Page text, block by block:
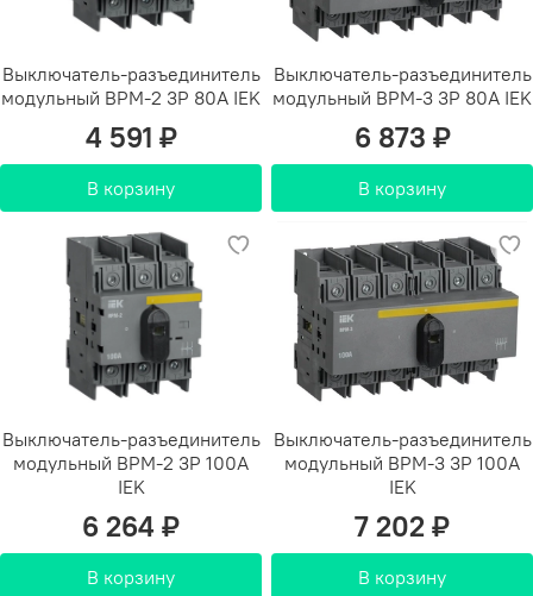
Выключатель-разъединитель
модульный ВРМ-2 3P 80А IEK
4 591 ₽
В корзину
Выключатель-разъединитель
модульный ВРМ-3 3P 80А IEK
6 873 ₽
В корзину
Выключатель-разъединитель
модульный ВРМ-2 3P 100А
IEK
6 264 ₽
В корзину
Выключатель-разъединитель
модульный ВРМ-3 3P 100А
IEK
7 202 ₽
В корзину